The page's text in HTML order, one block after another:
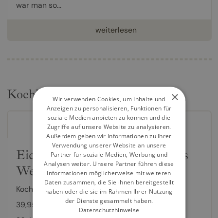
war man so...
weiterlesen
Kochbücher
Eichelmann 2026 Deutschlands
Weine
Kochbuch vonGerhard Eichelmann
39,95 €
×
Wir verwenden Cookies, um Inhalte und
Anzeigen zu personalisieren, Funktionen für
soziale Medien anbieten zu können und die
Zugriffe auf unsere Website zu analysieren.
Außerdem geben wir Informationen zu Ihrer
Verwendung unserer Website an unsere
Partner für soziale Medien, Werbung und
Analysen weiter. Unsere Partner führen diese
Informationen möglicherweise mit weiteren
Daten zusammen, die Sie ihnen bereitgestellt
haben oder die sie im Rahmen Ihrer Nutzung
der Dienste gesammelt haben.
Datenschutzhinweise